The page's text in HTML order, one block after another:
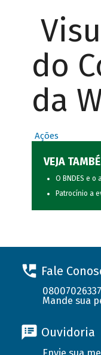
do
da
Ações
VEJA
O BNDES e o
Patrocínio a
Fale
08007026337
Mande sua
Ouvidoria
Envie sua